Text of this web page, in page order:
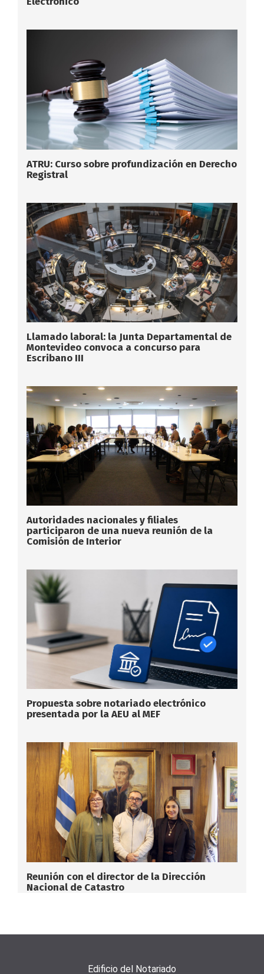
ATRU: Curso sobre profundización en Derecho
Registral
Llamado laboral: la Junta Departamental de
Montevideo convoca a concurso para
Escribano III
Autoridades nacionales y filiales
participaron de una nueva reunión de la
Comisión de Interior
Propuesta sobre notariado electrónico
presentada por la AEU al MEF
Reunión con el director de la Dirección
Nacional de Catastro
Edificio del Notariado